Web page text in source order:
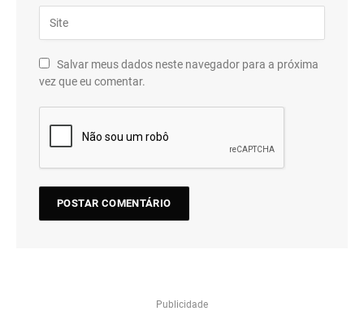
Salvar meus dados neste navegador para a próxima
vez que eu comentar.
Publicidade